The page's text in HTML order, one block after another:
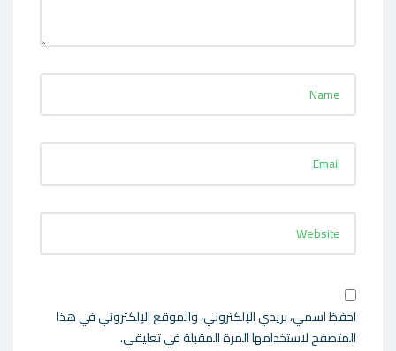
احفظ اسمي، بريدي الإلكتروني، والموقع الإلكتروني في هذا
المتصفح لاستخدامها المرة المقبلة في تعليقي.